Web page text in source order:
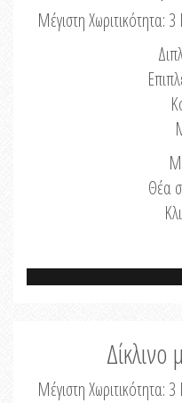
Μέγιστη Χωριτικότητα:
Θέα
Μέγιστη Χωριτικότητα: